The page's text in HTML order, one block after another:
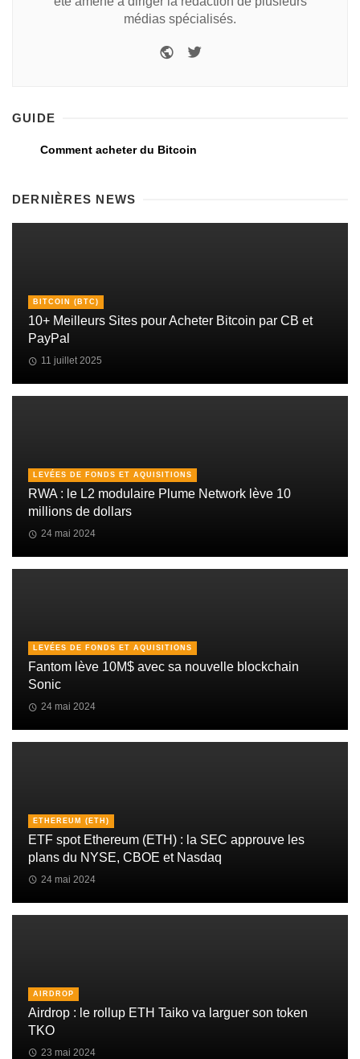
médias spécialisés.
GUIDE
Comment acheter du Bitcoin
DERNIÈRES NEWS
BITCOIN (BTC)
10+ Meilleurs Sites pour Acheter Bitcoin par CB et
PayPal
11 juillet 2025
LEVÉES DE FONDS ET AQUISITIONS
RWA : le L2 modulaire Plume Network lève 10
millions de dollars
24 mai 2024
LEVÉES DE FONDS ET AQUISITIONS
Fantom lève 10M$ avec sa nouvelle blockchain
Sonic
24 mai 2024
ETHEREUM (ETH)
ETF spot Ethereum (ETH) : la SEC approuve les
plans du NYSE, CBOE et Nasdaq
24 mai 2024
AIRDROP
Airdrop : le rollup ETH Taiko va larguer son token
TKO
23 mai 2024